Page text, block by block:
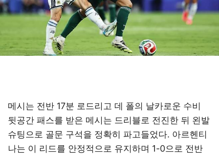
메시는 전반 17분 로드리고 데 폴의 날카로운 수비
뒷공간 패스를 받은 메시는 드리블로 전진한 뒤 왼발
슈팅으로 골문 구석을 정확히 파고들었다. 아르헨티
나는 이 리드를 안정적으로 유지하며 1-0으로 전반